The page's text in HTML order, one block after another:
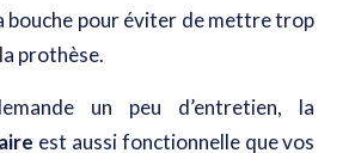
bouche pour éviter de mettre trop
prothèse.
un peu d’entretien, la
est aussi fonctionnelle que vos